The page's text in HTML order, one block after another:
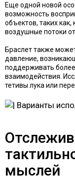
Еще одной новой
возможность
объектов, таких
воздушные потоки
Браслет также
давление,
поддерживать
взаимодействия.
тетивы лука или
мыслей